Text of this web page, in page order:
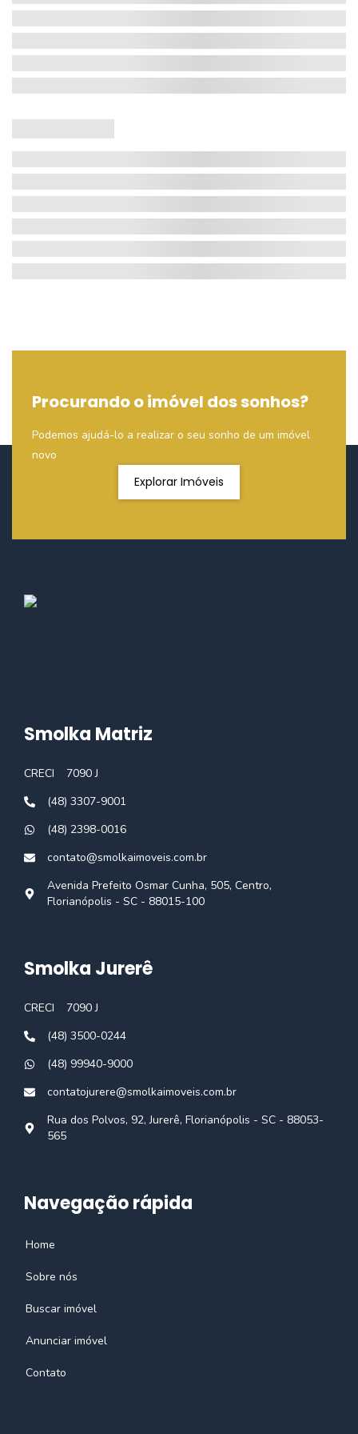
Procurando o imóvel dos sonhos?
Podemos ajudá-lo a realizar o seu sonho de um imóvel
novo
Explorar Imóveis
Smolka Matriz
CRECI
7090 J
(48) 3307-9001
(48) 2398-0016
contato@smolkaimoveis.com.br
Avenida Prefeito Osmar Cunha, 505, Centro,
Florianópolis - SC - 88015-100
Smolka Jurerê
CRECI
7090 J
(48) 3500-0244
(48) 99940-9000
contatojurere@smolkaimoveis.com.br
Rua dos Polvos, 92, Jurerê, Florianópolis - SC - 88053-
565
Navegação rápida
Home
Sobre nós
Buscar imóvel
Anunciar imóvel
Contato